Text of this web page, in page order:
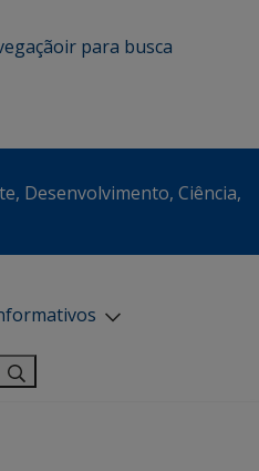
ir para busca
Desenvolvimento, Ciência,